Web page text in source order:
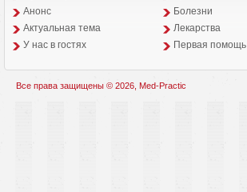
Анонс
Болезни
Aктуальная тема
Лекарства
У нас в гостях
Первая помощь
Все права защищены © 2026, Med-Practic